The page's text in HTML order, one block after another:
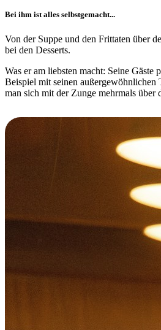
Bei ihm ist alles selbstgemacht...
Von der Suppe und den Frittaten über
bei den Desserts.
Was er am liebsten macht: Seine Gäste
Beispiel mit seinen außergewöhnlichen
man sich mit der Zunge mehrmals über